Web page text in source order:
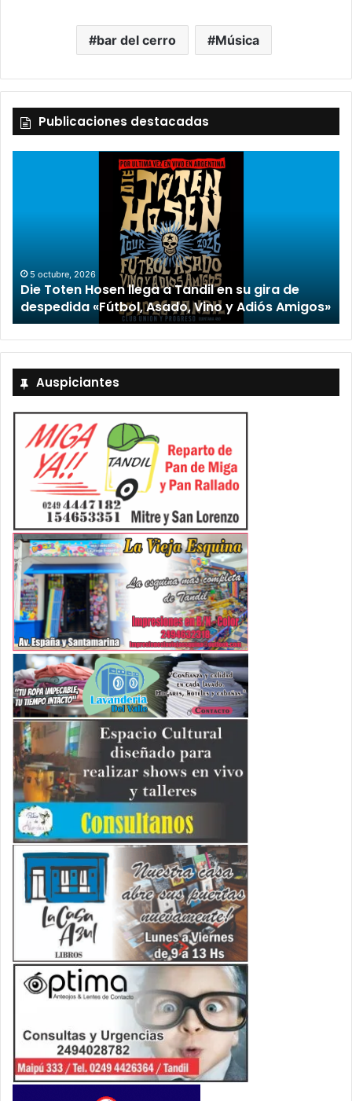
bar del cerro Música
Publicaciones destacadas
“TIRRIA” llega a Tandil con un elenco de lujo
encabezado por Capusotto, Spregelburd y
Stefani
Auspiciantes